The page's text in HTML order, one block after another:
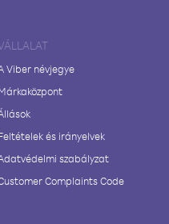
Viber névjegye
és irányelvek
szabályzat
Complaints Code